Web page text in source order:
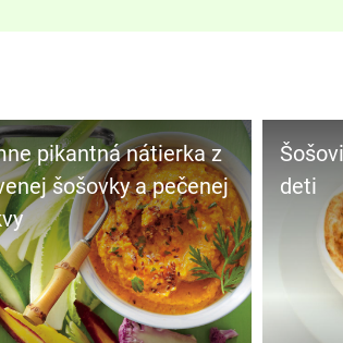
šošovky a pečenej
Šošovicová nátierka pre
deti